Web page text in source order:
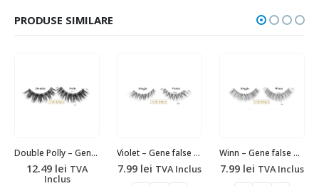
PRODUSE SIMILARE
Double Polly – Gene false par natural VIP Pro
12.49 lei TVA
Inclus
Violet – Gene false par natural VIP Pro
7.99 lei TVA Inclus
Winn – Gene false par natural VIP Pro
7.99 lei TVA Inclus